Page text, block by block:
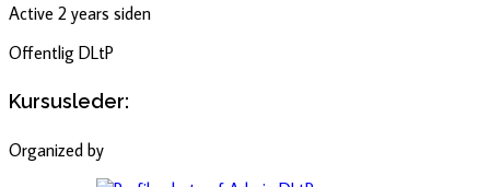
Active 2 years siden
Offentlig DLtP
Kursusleder:
Organized by